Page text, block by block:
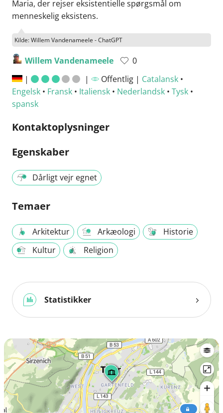
Maria, der rejser eksistentielle spørgsmål om
menneskelig eksistens.
Kilde: Willem Vandenameele - ChatGPT
Willem Vandenameele
0
|
| Offentlig | Catalansk•
Engelsk • Fransk • Italiensk • Nederlandsk • Tysk •
spansk
Kontaktoplysninger
Egenskaber
Dårligt vejr egnet
Temaer
Arkitektur Arkæologi
Historie
Kultur
Religion
Statistikker